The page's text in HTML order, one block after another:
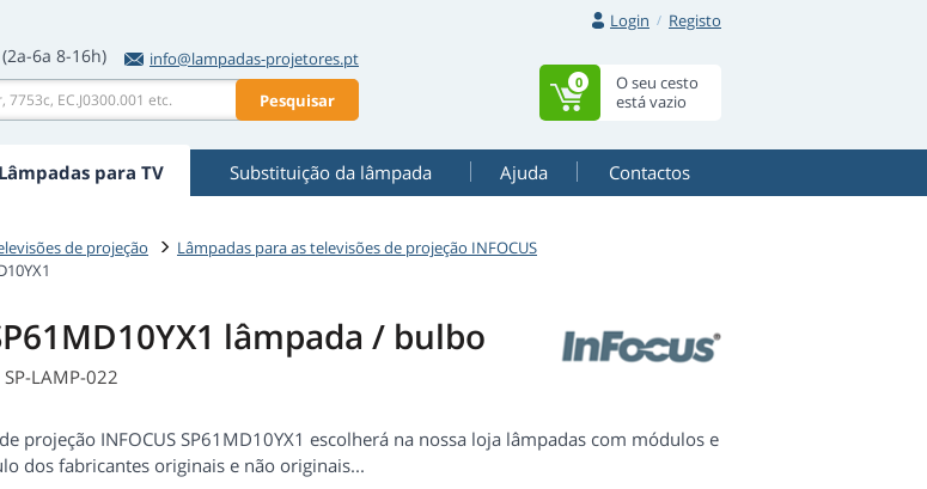
Login
Registo
(2a-6a 8-16h)
info@lampadas-projetores.pt
Pesquisar
O seu cesto
está vazio
0
Lâmpadas para TV Substituição da lâmpada Ajuda Contactos
de projeção
Lâmpadas para as televisões de projeção INFOCUS
lâmpada / bulbo
LAMP-022
projeção INFOCUS SP61MD10YX1 escolherá na nossa loja lâmpadas com módulos e
dos fabricantes originais e não originais...